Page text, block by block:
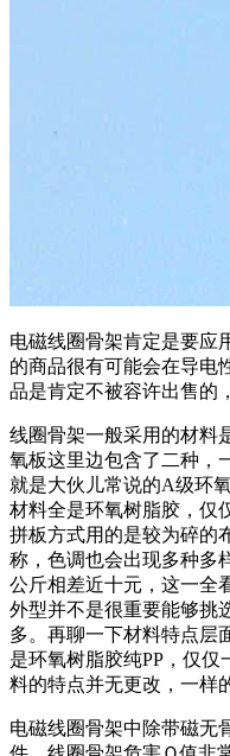
电磁线圈骨架肯定是要应
的商品很有可能会在导电
品是肯定不被容许出售的
线圈骨架一般采用的材料
氧板这里边包含了二种，
就是大伙儿常说的A级环
材料全是环氧树脂胶，仅
拼板方式用的是较为碎的
称，色调也会出现多种多
公斤相差近十元，这一全
外型并不是很重要能够挑
多。再聊一下材料特点层
是环氧树脂胶纯PP，仅
料的特点并无更改，一样
电磁线圈骨架中除带磁无